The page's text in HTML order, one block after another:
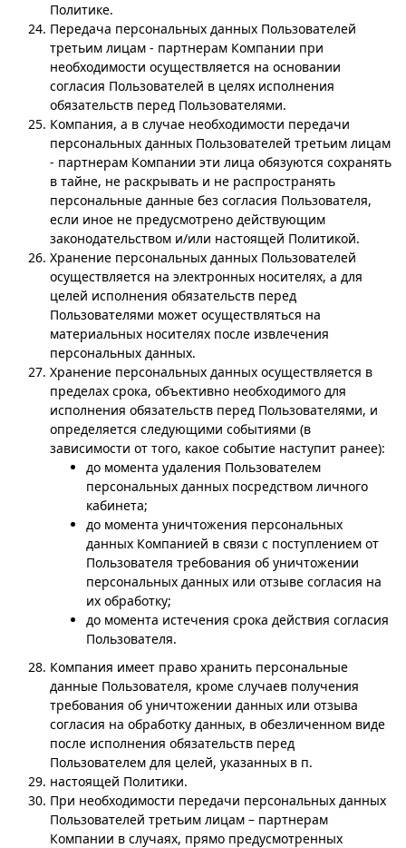
Политике.
Передача персональных данных Пользователей
третьим лицам - партнерам Компании при
необходимости осуществляется на основании
согласия Пользователей в целях исполнения
обязательств перед Пользователями.
Компания, а в случае необходимости передачи
персональных данных Пользователей третьим лицам
- партнерам Компании эти лица обязуются сохранять
в тайне, не раскрывать и не распространять
персональные данные без согласия Пользователя,
если иное не предусмотрено действующим
законодательством и/или настоящей Политикой.
Хранение персональных данных Пользователей
осуществляется на электронных носителях, а для
целей исполнения обязательств перед
Пользователями может осуществляться на
материальных носителях после извлечения
персональных данных.
Хранение персональных данных осуществляется в
пределах срока, объективно необходимого для
исполнения обязательств перед Пользователями, и
определяется следующими событиями (в
зависимости от того, какое событие наступит ранее):
до момента удаления Пользователем
персональных данных посредством личного
кабинета;
до момента уничтожения персональных
данных Компанией в связи с поступлением от
Пользователя требования об уничтожении
персональных данных или отзыве согласия на
их обработку;
до момента истечения срока действия согласия
Пользователя.
Компания имеет право хранить персональные
данные Пользователя, кроме случаев получения
требования об уничтожении данных или отзыва
согласия на обработку данных, в обезличенном виде
после исполнения обязательств перед
Пользователем для целей, указанных в п.
настоящей Политики.
При необходимости передачи персональных данных
Пользователей третьим лицам – партнерам
Компании в случаях, прямо предусмотренных